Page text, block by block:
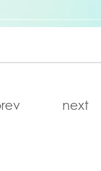
next